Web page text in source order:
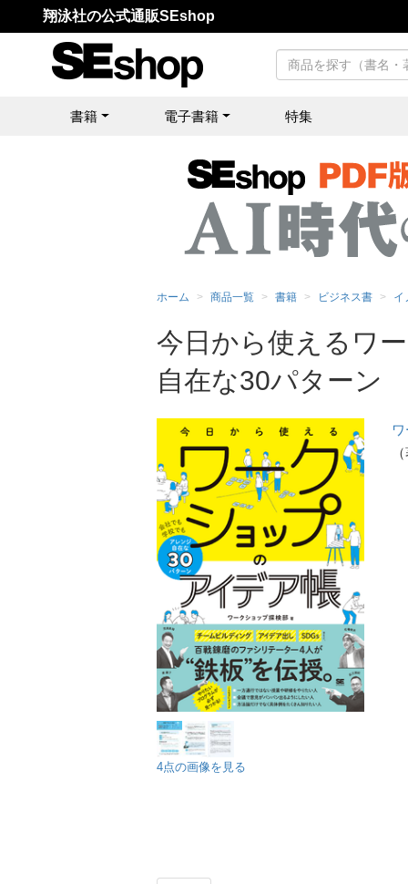
翔泳社の公式通販SEshop
書籍 電子書籍 特集
ホーム 商品一覧 書籍 ビジネス書 イ
今日から使えるワ
自在な30パターン
4点の画像を見る